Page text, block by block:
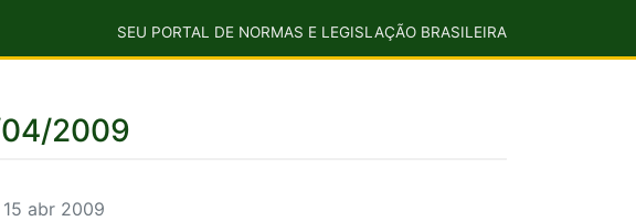
SEU PORTAL DE NORMAS E LEGISLAÇÃO BRASILEIRA
04/2009
abr 2009